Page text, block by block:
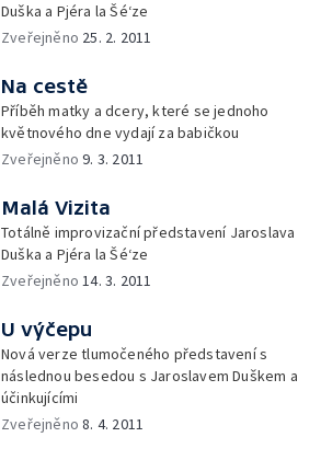
Duška a Pjéra la Šé‘ze
Zveřejněno 25. 2. 2011
Na cestě
Příběh matky a dcery, které se jednoho
květnového dne vydají za babičkou
Zveřejněno9. 3. 2011
Malá Vizita
Totálně improvizační představení Jaroslava
Duška a Pjéra la Šé‘ze
Zveřejněno14. 3. 2011
U výčepu
Nová verze tlumočeného představení s
následnou besedou s Jaroslavem Duškem a
účinkujícími
Zveřejněno8. 4. 2011